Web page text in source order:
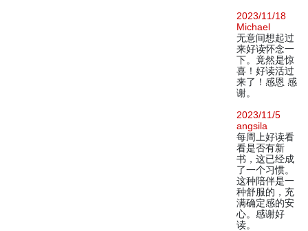
2023/11/18
Michael
无意间想起过
来好读怀念一
下。竟然是惊
喜！好读活过
来了！感恩 感
谢。
2023/11/5
angsila
每周上好读看
看是否有新
书，这已经成
了一个习惯。
这种陪伴是一
种舒服的，充
满确定感的安
心。感谢好
读。